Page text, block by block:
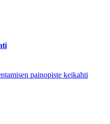
painopiste keikahti